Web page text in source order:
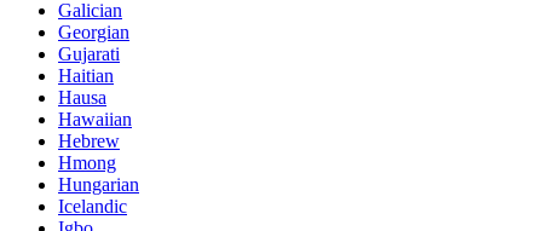
Galician
Georgian
Gujarati
Haitian
Hausa
Hawaiian
Hebrew
Hmong
Hungarian
Icelandic